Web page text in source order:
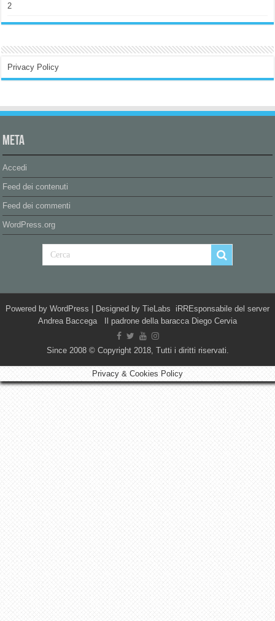
2
Privacy Policy
Meta
Accedi
Feed dei contenuti
Feed dei commenti
WordPress.org
Powered by WordPress | Designed by TieLabs iRREsponsabile del server
Andrea Baccega Il padrone della baracca Diego Cervia
Since 2008 © Copyright 2018, Tutti i diritti riservati.
Privacy & Cookies Policy